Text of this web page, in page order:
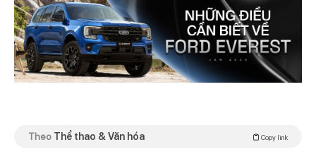
Theo Thể thao & Văn hóa Copy link